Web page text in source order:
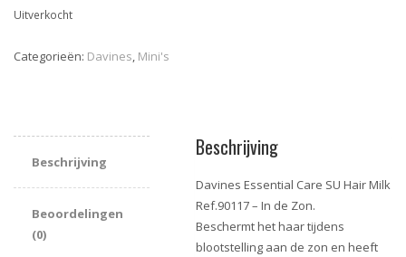
Uitverkocht
Categorieën: Davines, Mini's
Beschrijving
Beoordelingen
(0)
Beschrijving
Davines Essential Care SU Hair Milk
Ref.90117 – In de Zon.
Beschermt het haar tijdens
blootstelling aan de zon en heeft